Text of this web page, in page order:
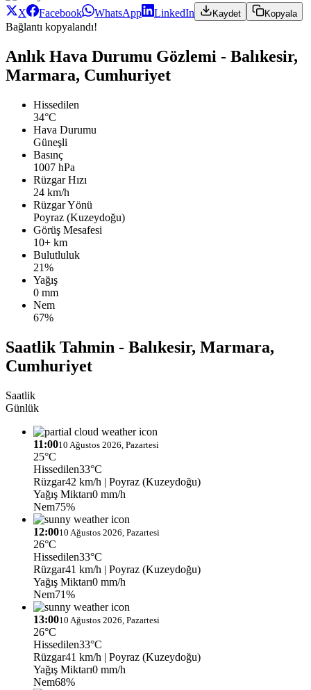
X Facebook WhatsApp LinkedIn Kaydet Kopyala
Bağlantı kopyalandı!
Anlık Hava Durumu Gözlemi - Balıkesir,
Marmara, Cumhuriyet
Hissedilen
34°C
Hava Durumu
Güneşli
Basınç
1007 hPa
Rüzgar Hızı
24 km/h
Rüzgar Yönü
Poyraz (Kuzeydoğu)
Görüş Mesafesi
10+ km
Bulutluluk
21%
Yağış
0 mm
Nem
67%
Saatlik Tahmin - Balıkesir, Marmara,
Cumhuriyet
Saatlik
Günlük
11:0010 Ağustos 2026, Pazartesi
25°C
Hissedilen33°C
Rüzgar42 km/h | Poyraz (Kuzeydoğu)
Yağış Miktarı0 mm/h
Nem75%
12:0010 Ağustos 2026, Pazartesi
26°C
Hissedilen33°C
Rüzgar41 km/h | Poyraz (Kuzeydoğu)
Yağış Miktarı0 mm/h
Nem71%
13:0010 Ağustos 2026, Pazartesi
26°C
Hissedilen33°C
Rüzgar41 km/h | Poyraz (Kuzeydoğu)
Yağış Miktarı0 mm/h
Nem68%